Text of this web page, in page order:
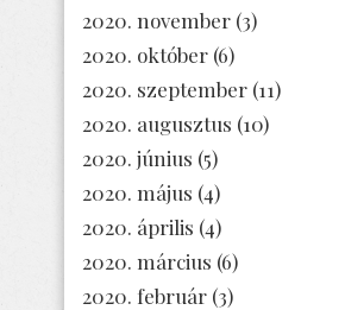
2020. november (3)
2020. október (6)
2020. szeptember (11)
2020. augusztus (10)
2020. június (5)
2020. május (4)
2020. április (4)
2020. március (6)
2020. február (3)